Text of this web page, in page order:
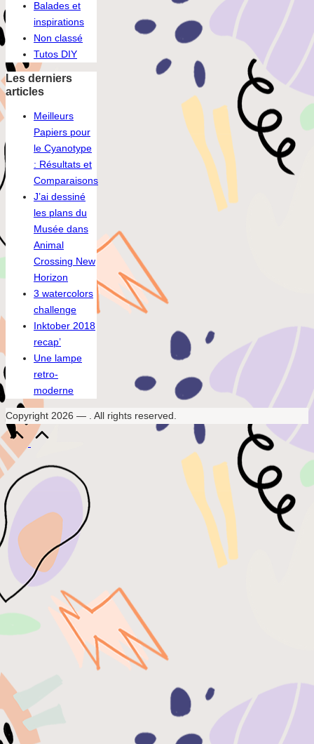
Balades et
inspirations
Non classé
Tutos DIY
Les derniers
articles
Meilleurs
Papiers pour
le Cyanotype
: Résultats et
Comparaisons
J’ai dessiné
les plans du
Musée dans
Animal
Crossing New
Horizon
3 watercolors
challenge
Inktober 2018
recap’
Une lampe
retro-
moderne
Copyright 2026 — . All rights reserved.
Top